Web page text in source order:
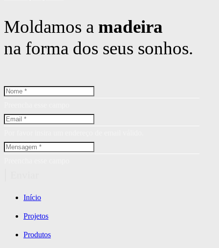
Moldamos a madeira
na forma dos seus sonhos.
Início
Projetos
Produtos